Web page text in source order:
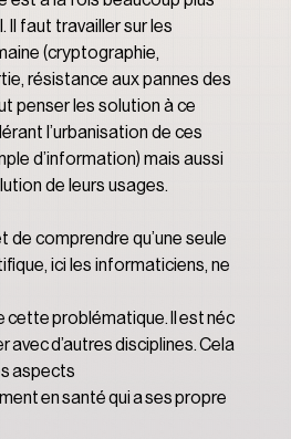
Il faut travailler sur les
(cryptographie,
résistance aux pannes des
penser les solution à ce
l’urbanisation de ces
d’information) mais aussi
de leurs usages.
de comprendre qu’une seule
ici les informaticiens, ne
cette problématique. Il est néc
avec d’autres disciplines. Cela
aspects
en santé qui a ses propre